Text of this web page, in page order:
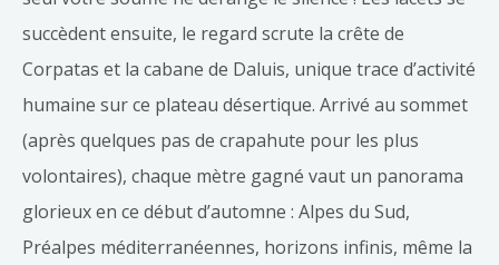
succèdent ensuite, le regard scrute la crête de
Corpatas et la cabane de Daluis, unique trace d’activité
humaine sur ce plateau désertique. Arrivé au sommet
(après quelques pas de crapahute pour les plus
volontaires), chaque mètre gagné vaut un panorama
glorieux en ce début d’automne : Alpes du Sud,
Préalpes méditerranéennes, horizons infinis, même la